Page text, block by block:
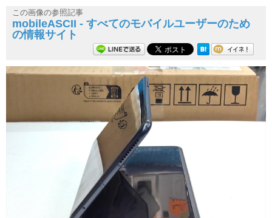
この画像の参照記事
mobileASCII - すべてのモバイルユーザーのため
の情報サイト